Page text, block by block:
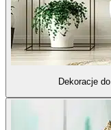
Dekoracje